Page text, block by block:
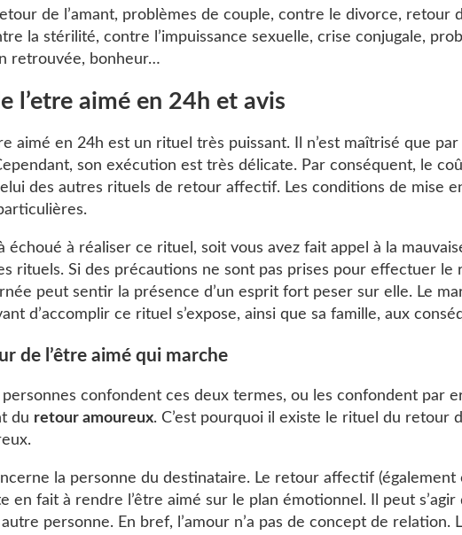
de l’amant, problèmes de couple, contre le divorce, retour
la stérilité, contre l’impuissance sexuelle, crise conjugale,
retrouvée, bonheur…
l’etre aimé en 24h et avis
aimé en 24h est un rituel très puissant. Il n’est maîtrisé que
son exécution est très délicate. Par conséquent, le
des autres rituels de retour affectif. Les conditions de mise
échoué à réaliser ce rituel, soit vous avez fait appel à la
rituels. Si des précautions ne sont pas prises pour effectuer le
peut sentir la présence d’un esprit fort peser sur elle. Le
d’accomplir ce rituel s’expose, ainsi que sa famille, aux
de l’être aimé qui marche
personnes confondent ces deux termes, ou les confondent par
du retour amoureux. C’est pourquoi il existe le rituel du retour
la personne du destinataire. Le retour affectif
en fait à rendre l’être aimé sur le plan émotionnel. Il peut s’agir
personne. En bref, l’amour n’a pas de concept de relation.